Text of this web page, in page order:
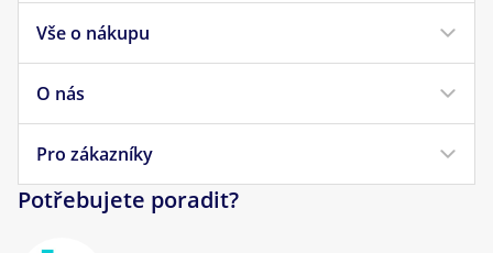
Krmivo pro psy
Krmivo pro kočky
Veterinární diety
Pamlsky pro psy
Vše o nákupu
Doprava a platba
Obchodní podmínky
Reklamace a vrácení
O nás
Náš příběh
Pro zákazníky
Potřebujete poradit?